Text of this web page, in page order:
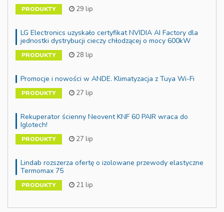
PRODUKTY 29 lip
LG Electronics uzyskało certyfikat NVIDIA AI Factory dla
jednostki dystrybucji cieczy chłodzącej o mocy 600kW
PRODUKTY 28 lip
Promocje i nowości w ANDE. Klimatyzacja z Tuya Wi-Fi
PRODUKTY 27 lip
Rekuperator ścienny Neovent KNF 60 PAIR wraca do
Iglotech!
PRODUKTY 27 lip
Lindab rozszerza ofertę o izolowane przewody elastyczne
Termomax 75
PRODUKTY 21 lip